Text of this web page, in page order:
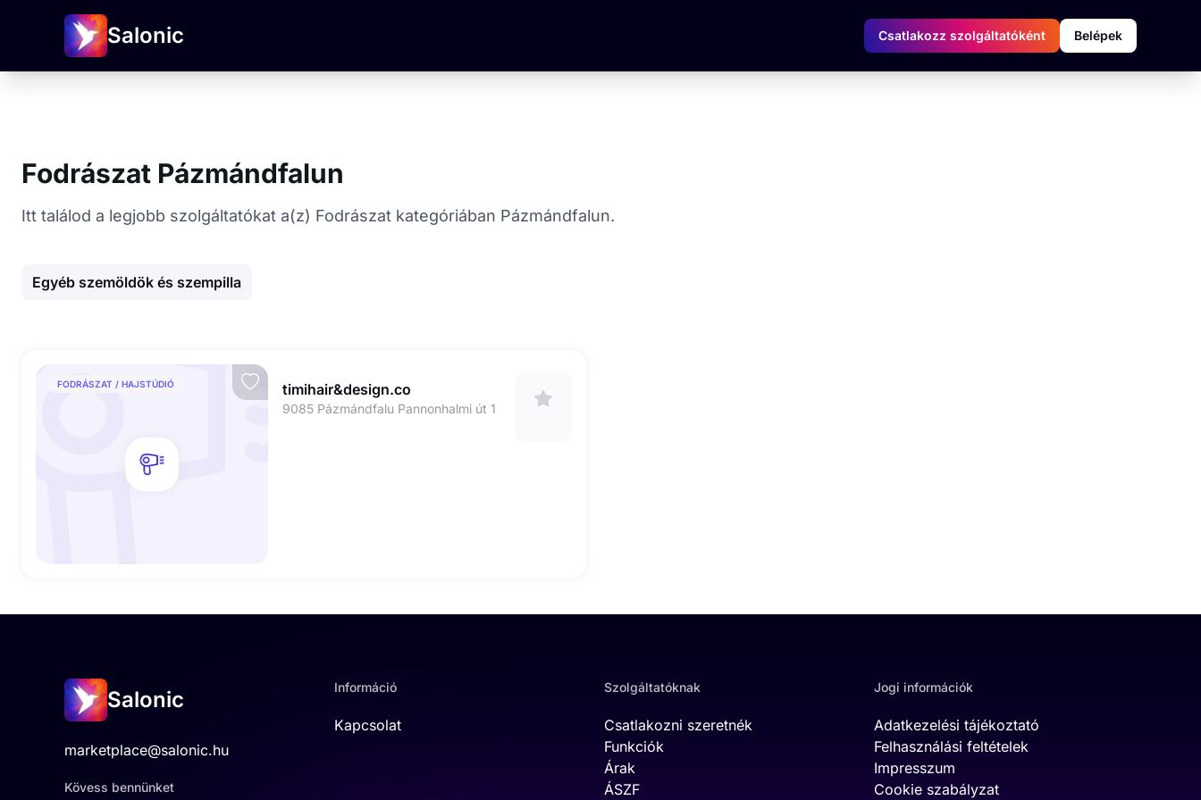
Salonic Csatlakozz szolgáltatóként Belépek
Fodrászat Pázmándfalun
Itt találod a legjobb szolgáltatókat a(z) Fodrászat kategóriában Pázmándfalun.
Egyéb szemöldök és szempilla
FODRÁSZAT / HAJSTÚDIÓ timihair&design.co
9085 Pázmándfalu Pannonhalmi út 1
Salonic
marketplace@salonic.hu
Kövess bennünket
Információ
Kapcsolat
Szolgáltatóknak
Csatlakozni szeretnék
Funkciók
Árak
ÁSZF
Jogi információk
Adatkezelési tájékoztató
Felhasználási feltételek
Impresszum
Cookie szabályzat